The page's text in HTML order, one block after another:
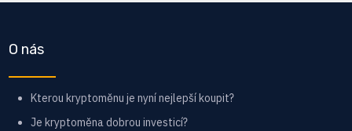
O nás
Kterou kryptoměnu je nyní nejlepší koupit?
Je kryptoměna dobrou investicí?